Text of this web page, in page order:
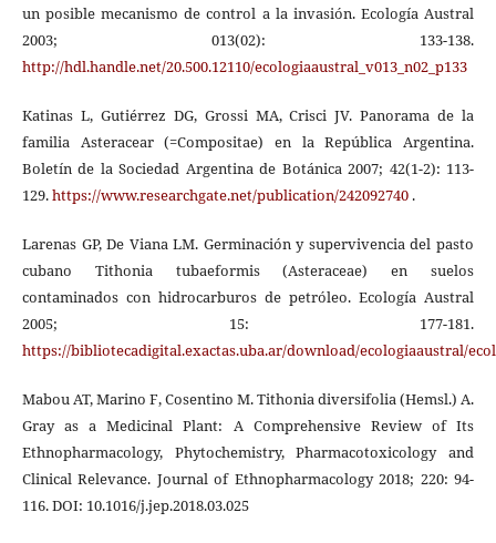
un posible mecanismo de control a la invasión. Ecología Austral
2003; 013(02): 133-138.
http://hdl.handle.net/20.500.12110/ecologiaaustral_v013_n02_p133
Katinas L, Gutiérrez DG, Grossi MA, Crisci JV. Panorama de la
familia Asteracear (=Compositae) en la República Argentina.
Boletín de la Sociedad Argentina de Botánica 2007; 42(1-2): 113-
129.https://www.researchgate.net/publication/242092740.
Larenas GP, De Viana LM. Germinación y supervivencia del pasto
cubano Tithonia tubaeformis (Asteraceae) en suelos
contaminados con hidrocarburos de petróleo. Ecología Austral
2005; 15: 177-181.
https://bibliotecadigital.exactas.uba.ar/download/ecologiaaustral/
Mabou AT, Marino F, Cosentino M. Tithonia diversifolia (Hemsl.) A.
Gray as a Medicinal Plant: A Comprehensive Review of Its
Ethnopharmacology, Phytochemistry, Pharmacotoxicology and
Clinical Relevance. Journal of Ethnopharmacology 2018; 220: 94-
116. DOI: 10.1016/j.jep.2018.03.025